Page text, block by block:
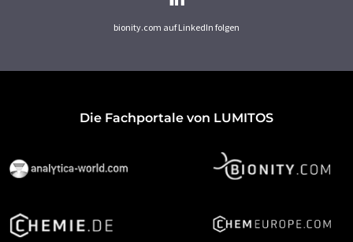
bionity.com auf LinkedIn folgen
Die Fachportale von LUMITOS